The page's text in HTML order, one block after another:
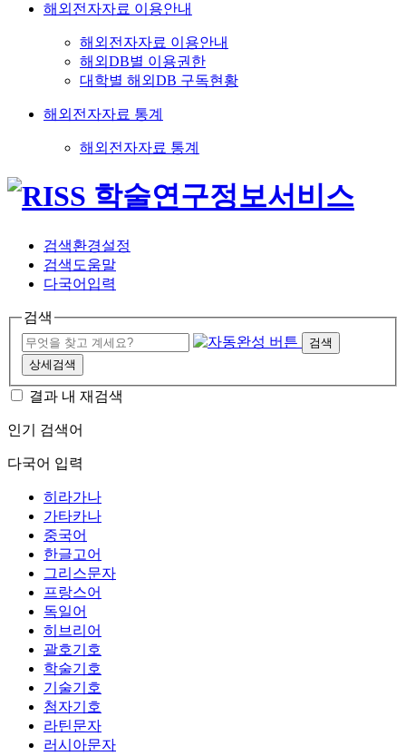
해외전자자료 이용안내
해외전자자료 이용안내
해외DB별 이용권한
대학별 해외DB 구독현황
해외전자자료 통계
해외전자자료 통계
검색환경설정
검색도움말
다국어입력
검색
검색
상세검색
결과 내 재검색
인기 검색어
다국어 입력
히라가나
가타카나
중국어
한글고어
그리스문자
프랑스어
독일어
히브리어
괄호기호
학술기호
기술기호
첨자기호
라틴문자
러시아문자